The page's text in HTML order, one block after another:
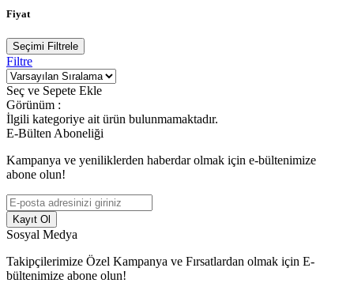
Fiyat
Seçimi Filtrele
Filtre
Seç ve Sepete Ekle
Görünüm :
İlgili kategoriye ait ürün bulunmamaktadır.
E-Bülten Aboneliği
Kampanya ve yeniliklerden haberdar olmak için e-bültenimize
abone olun!
Kayıt Ol
Sosyal Medya
Takipçilerimize Özel Kampanya ve Fırsatlardan olmak için E-
bültenimize abone olun!